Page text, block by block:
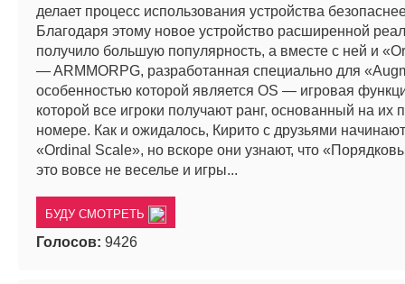
делает процесс использования устройства
Благодаря этому новое устройство расширенной
получило большую популярность, а вместе с ней и
— ARMMORPG, разработанная специально для
особенностью которой является OS — игровая
которой все игроки получают ранг, основанный на их
номере. Как и ожидалось, Кирито с друзьями
«Ordinal Scale», но вскоре они узнают, что
это вовсе не веселье и игры...
БУДУ СМОТРЕТЬ
Голосов: 9426